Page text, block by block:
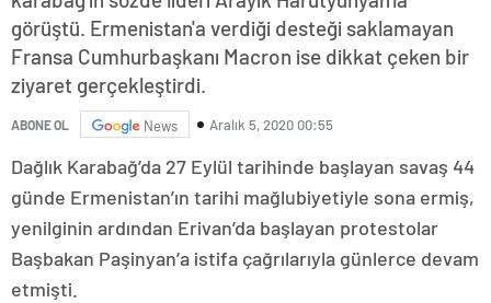
görüştü. Ermenistan'a verdiği desteği saklamayan
Fransa Cumhurbaşkanı Macron ise dikkat çeken bir
ziyaret gerçekleştirdi.
ABONE OL News Aralık 5, 2020 00:55
Dağlık Karabağ’da 27 Eylül tarihinde başlayan savaş 44
günde Ermenistan’ın tarihi mağlubiyetiyle sona ermiş,
yenilginin ardından Erivan’da başlayan protestolar
Başbakan Paşinyan’a istifa çağrılarıyla günlerce devam
etmişti.